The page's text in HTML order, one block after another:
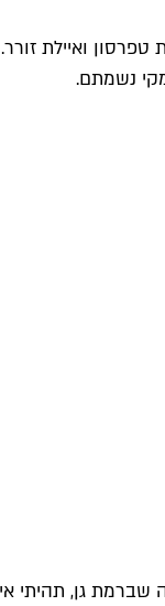
במה כגילה
נשמתם.
גן, תהיתי